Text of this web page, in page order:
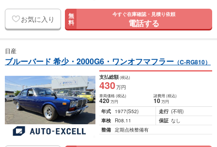
お気に入り 無
料
今すぐ在庫確認・見積り依頼
電話する
日産
ブルーバード 希少・2000G6・ワンオフマフラー （C-RG810）
支払総額(税込)
430万円
車両価格(税込)
420万円
諸費用 (税込)
10 万円
年式 1977(S52) 走行 (不明)
車検
R08.11 保証 なし
整備 定期点検整備有